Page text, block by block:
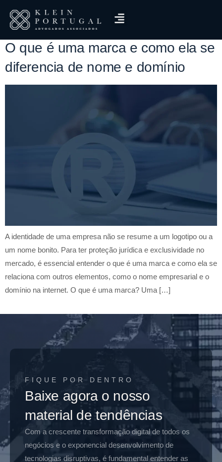
Tag:o que é marca
O que é uma marca e como ela se
diferencia de nome e domínio
A identidade de uma empresa não se resume a um logotipo ou a
um nome bonito. Para ter proteção jurídica e exclusividade no
mercado, é essencial entender o que é uma marca e como ela se
relaciona com outros elementos, como o nome empresarial e o
domínio na internet. O que é uma marca? Uma […]
FIQUE POR DENTRO
Baixe agora o nosso
material de tendências
Com a crescente transformação digital de todos os
negócios e o exponencial desenvolvimento de
tecnologias disruptivas, é fundamental entender as